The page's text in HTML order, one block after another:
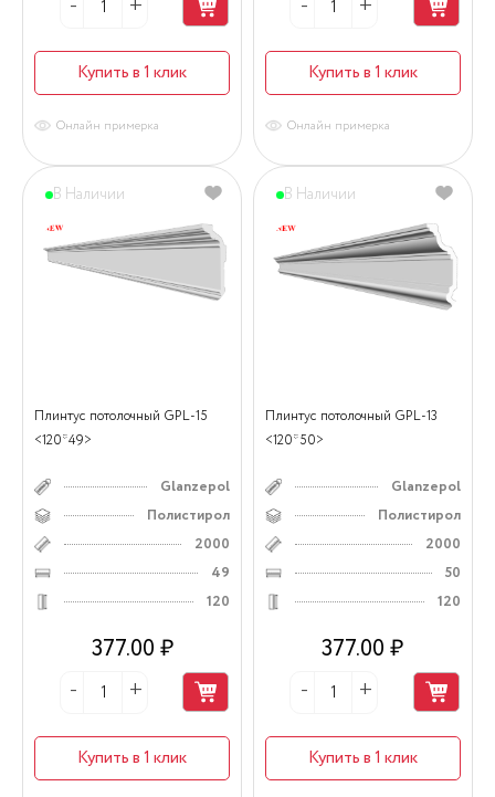
Купить в 1 клик
Онлайн примерка
Купить в 1 клик
Онлайн примерка
Плинтус потолочный GPL-15
<120*49>
Glanzepol
Полистирол
2000
49
120
377.00 ₽
Купить в 1 клик
В Наличии
Плинтус потолочный GPL-13
<120*50>
Glanzepol
Полистирол
2000
50
120
377.00 ₽
Купить в 1 клик
В Наличии